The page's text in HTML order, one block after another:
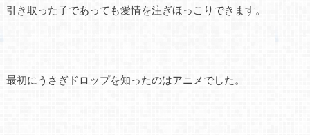
引き取った子であっても愛情を注ぎほっこりできます。
最初にうさぎドロップを知ったのはアニメでした。